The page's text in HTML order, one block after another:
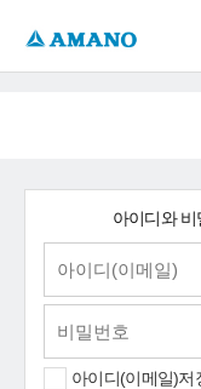
아이디와
아이디(이메일)저